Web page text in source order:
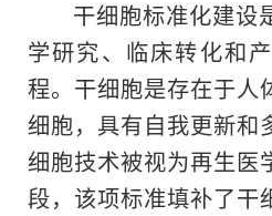
干细胞标准化建设
学研究、临床转化和
程。干细胞是存在于人
细胞，具有自我更新和
细胞技术被视为再生医
段，该项标准填补了干